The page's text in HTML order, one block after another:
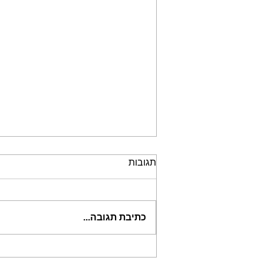
גמילה מצנטר שתן
תגובות
כתיבת תגובה...